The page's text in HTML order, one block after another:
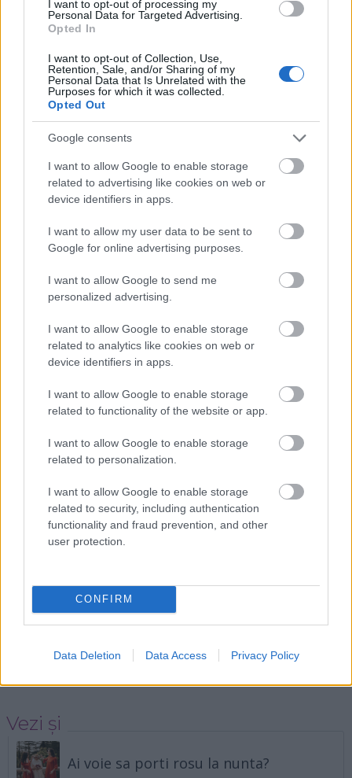
I want to opt-out of processing my
Personal Data for Targeted Advertising.
Opted In
I want to opt-out of Collection, Use,
Retention, Sale, and/or Sharing of my
Personal Data that Is Unrelated with the
Purposes for which it was collected.
Opted Out
Google consents
I want to allow Google to enable storage
related to advertising like cookies on web or
device identifiers in apps.
I want to allow my user data to be sent to
Google for online advertising purposes.
I want to allow Google to send me
personalized advertising.
I want to allow Google to enable storage
related to analytics like cookies on web or
device identifiers in apps.
I want to allow Google to enable storage
related to functionality of the website or app.
I want to allow Google to enable storage
related to personalization.
I want to allow Google to enable storage
related to security, including authentication
functionality and fraud prevention, and other
user protection.
CONFIRM
Data Deletion Data Access Privacy Policy
singura baie. Poate ca aici se aplica, intr-o formula
distincta, sfatul de mai sus cu realizarea unei rutine
"Este mai putin romantic sa dati unul peste altul langa
o chiuveta plina de pasta de dinti sau langa o toaleta.
Daca fiecare are coltisorul lui pentru astfel de treburi, se
pastreaza misterul.", este de parere Iris Krasnow.
7. Fa gesturi frumoase pentru partenerul tau fara
sa fii rugat/a
"Cel putin o data pe saptamana, fa ceva dragut pentru
partenerul/a tau, fara a fi rugat/a. Du gunoiul, spala
vasele, fa-i un masaj sau fa lectiile cu cei mici. Sunt un
million de gesturi minore pe care le poti face pentru
partenerul tau, dar care conteaza foarte mult in relatia
voastra."
, afirma Marina Sbrochi, autor si terapeut.
8. Fii atent la comportamentul partenerului tau cu
cei din jur
"Daca vrei sa stii cum va fi iubitul tau ca viitor sot, fii
atenta la cum se comporta cu cei din jur.", afirma
Sursa foto: pinterest.com
Vezi și
Ai voie sa porti rosu la nunta?